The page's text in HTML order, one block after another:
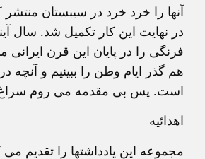
آنها را خرد خرد در سیبستان
در نهایت این کار تکمیل شد. سال
فرنگی را در پایان این قرن
هم گذر ایام وطن را ببینیم و
است. پس بی مقدمه می روم سراغ
اهدائیه
مجموعه این یادداشتها را تقدیم